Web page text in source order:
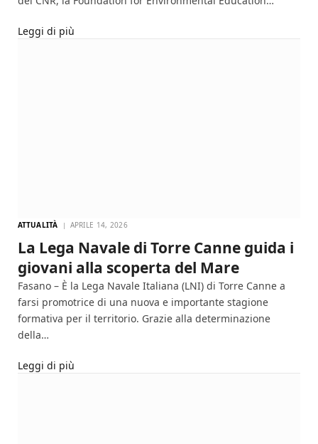
Leggi di più
ATTUALITÀ APRILE 14, 2026
La Lega Navale di Torre Canne guida i
giovani alla scoperta del Mare
Fasano – È la Lega Navale Italiana (LNI) di Torre Canne a
farsi promotrice di una nuova e importante stagione
formativa per il territorio. Grazie alla determinazione
della…
Leggi di più